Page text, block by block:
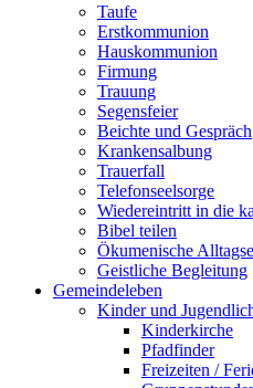
Taufe
Erstkommunion
Hauskommunion
Firmung
Trauung
Segensfeier
Beichte und Gespräch
Krankensalbung
Trauerfall
Telefonseelsorge
Wiedereintritt in die
Bibel teilen
Ökumenische
Geistliche Begleitung
Gemeindeleben
Kinder und
Kinderkirche
Pfadfinder
Freizeiten /